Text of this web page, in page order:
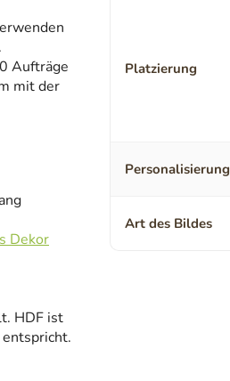
Aufträge
mit der
Dekor
HDF ist
Platzierung
Personalisierung
Art des Bildes